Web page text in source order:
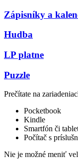
Zápisníky a
Hudba
LP platne
Puzzle
Prečítate na
Pocketbook
Kindle
Smartfón či
Počítač s
Nie je možné meniť